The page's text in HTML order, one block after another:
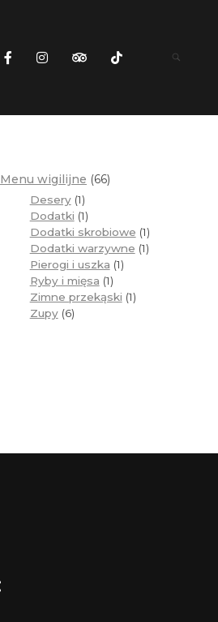
Menu wigilijne 66
Desery 1
Dodatki 1
Dodatki skrobiowe 1
Dodatki warzywne 1
Pierogi i uszka 1
Ryby i mięsa 1
Zimne przekąski 1
Zupy 6